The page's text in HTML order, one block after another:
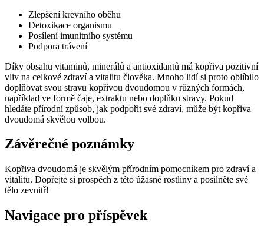
Zlepšení krevního oběhu
Detoxikace organismu
Posílení imunitního systému
Podpora trávení
Díky obsahu vitaminů, minerálů a antioxidantů má kopřiva pozitivní
vliv na celkové zdraví a vitalitu člověka. Mnoho lidí si proto oblíbilo
doplňovat svou stravu kopřivou dvoudomou v různých formách,
například ve formě čaje, extraktu nebo doplňku stravy. Pokud
hledáte přírodní způsob, jak podpořit své zdraví, může být kopřiva
dvoudomá skvělou volbou.
Závěrečné poznámky
Kopřiva dvoudomá je skvělým přírodním pomocníkem pro zdraví a
vitalitu. Dopřejte si prospěch z této úžasné rostliny a posilněte své
tělo zevnitř!
Navigace pro příspěvek